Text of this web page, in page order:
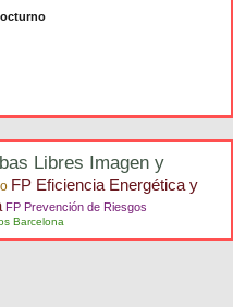
Libres Imagen y
FP Eficiencia Energética y
FP Prevención de Riesgos
Barcelona